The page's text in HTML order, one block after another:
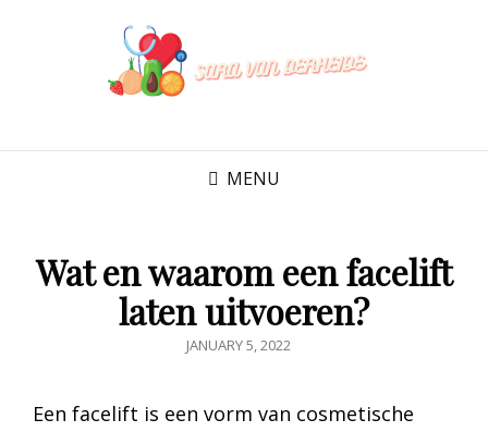
SARA VAN
DERHEIDE
MENU
Wat en waarom een facelift
laten uitvoeren?
POSTED
JANUARY 5, 2022
Een facelift is een vorm van cosmetische